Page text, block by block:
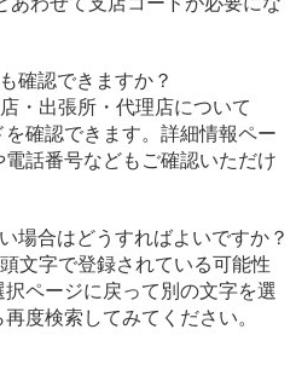
確認できますか？
・出張所・代理店について
確認できます。詳細情報ペー
話番号などもご確認いただけ
場合はどうすればよいですか？
文字で登録されている可能性
ページに戻って別の文字を選
再度検索してみてください。